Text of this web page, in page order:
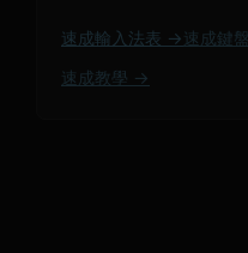
速成輸入法表 → 速成鍵
速成教學 →